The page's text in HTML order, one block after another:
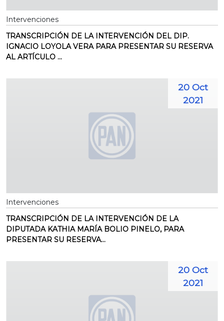
Intervenciones
TRANSCRIPCIÓN DE LA INTERVENCIÓN DEL DIP.
IGNACIO LOYOLA VERA PARA PRESENTAR SU RESERVA
AL ARTÍCULO ...
20 Oct
2021
Intervenciones
TRANSCRIPCIÓN DE LA INTERVENCIÓN DE LA
DIPUTADA KATHIA MARÍA BOLIO PINELO, PARA
PRESENTAR SU RESERVA...
20 Oct
2021